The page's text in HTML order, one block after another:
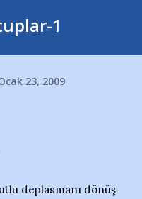
1
23, 2009
deplasmanı dönüş